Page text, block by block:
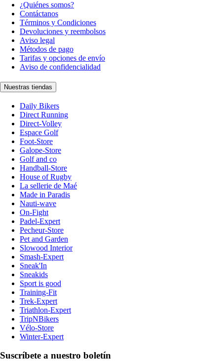
¿Quiénes somos?
Contáctanos
Términos y Condiciones
Devoluciones y reembolsos
Aviso legal
Métodos de pago
Tarifas y opciones de envío
Aviso de confidencialidad
Nuestras tiendas
Daily Bikers
Direct Running
Direct-Volley
Espace Golf
Foot-Store
Galope-Store
Golf and co
Handball-Store
House of Rugby
La sellerie de Maé
Made in Paradis
Nauti-wave
On-Fight
Padel-Expert
Pecheur-Store
Pet and Garden
Slowood Interior
Smash-Expert
Sneak'In
Sneakids
Sport is good
Training-Fit
Trek-Expert
Triathlon-Expert
TripNBikers
Vélo-Store
Winter-Expert
Suscríbete a nuestro boletín